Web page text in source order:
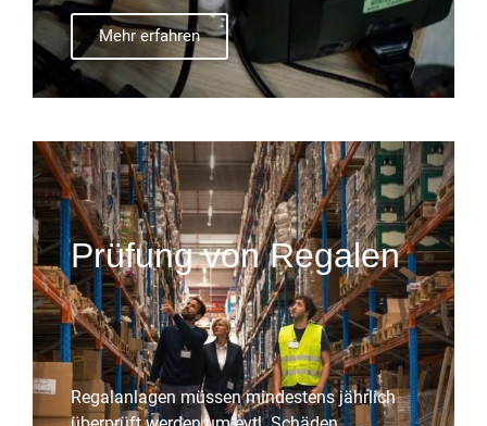
Mehr erfahren
Prüfung von Regalen
Regalanlagen müssen mindestens jährlich